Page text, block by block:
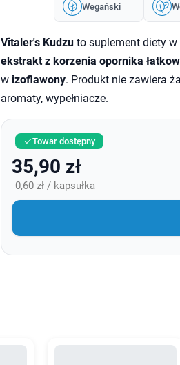
Wegański
Vitaler's Kudzuto suplement diety w
ekstrakt z korzenia opornika
w izoflawony. Produkt nie zawiera
aromaty, wypełniacze.
Towar dostępny
35,90 zł
0,60 zł / kapsułka